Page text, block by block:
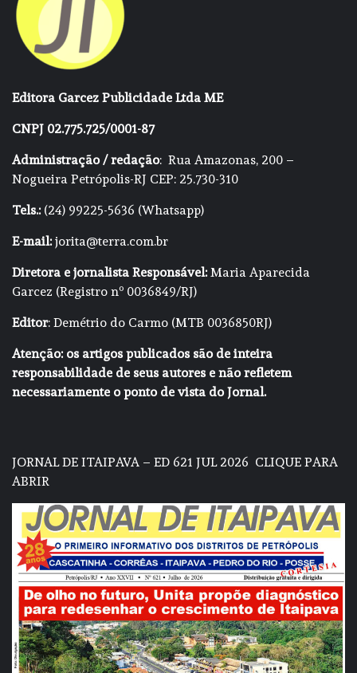
Editora Garcez Publicidade Ltda ME
CNPJ 02.775.725/0001-87
Administração / redação: Rua Amazonas, 200 –
Nogueira Petrópolis-RJ CEP: 25.730-310
Tels.:(24) 99225-5636 (Whatsapp)
E-mail:jorita@terra.com.br
Diretora e jornalista Responsável:Maria Aparecida
Garcez (Registro nº 0036849/RJ)
Editor: Demétrio do Carmo (MTB 0036850RJ)
Atenção: os artigos publicados são de inteira
responsabilidade de seus autores e não refletem
necessariamente o ponto de vista do Jornal.
JORNAL DE ITAIPAVA – ED 621 JUL 2026 CLIQUE PARA
ABRIR